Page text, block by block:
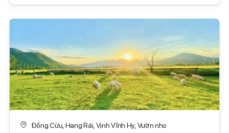
Đồng Cừu, Hang Rái, Vịnh Vĩnh Hy, Vườn nho